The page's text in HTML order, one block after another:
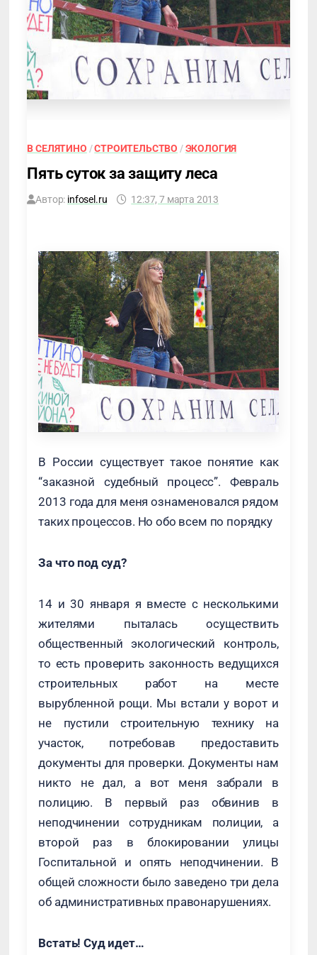
В СЕЛЯТИНО /СТРОИТЕЛЬСТВО /ЭКОЛОГИЯ
Пять суток за защиту леса
Автор: infosel.ru 12:37, 7 марта 2013
В России существует такое понятие как
“заказной судебный процесс”. Февраль
2013 года для меня ознаменовался рядом
таких процессов. Но обо всем по порядку
За что под суд?
14 и 30 января я вместе с несколькими
жителями пыталась осуществить
общественный экологический контроль,
то есть проверить законность ведущихся
строительных работ на месте
вырубленной рощи. Мы встали у ворот и
не пустили строительную технику на
участок, потребовав предоставить
документы для проверки. Документы нам
никто не дал, а вот меня забрали в
полицию. В первый раз обвинив в
неподчинении сотрудникам полиции, а
второй раз в блокировании улицы
Госпитальной и опять неподчинении. В
общей сложности было заведено три дела
об административных правонарушениях.
Встать! Суд идет…